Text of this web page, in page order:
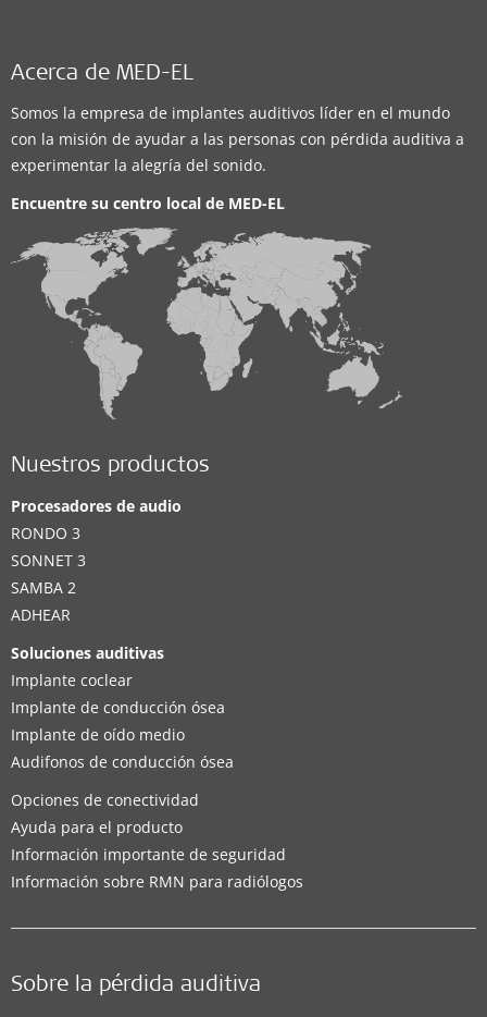
Acerca de MED-EL
Somos la empresa de implantes auditivos líder en el mundo
con la misión de ayudar a las personas con pérdida auditiva a
experimentar la alegría del sonido.
Encuentre su centro local de MED-EL
Nuestros productos
Procesadores de audio
RONDO 3
SONNET 3
SAMBA 2
ADHEAR
Soluciones auditivas
Implante coclear
Implante de conducción ósea
Implante de oído medio
Audifonos de conducción ósea
Opciones de conectividad
Ayuda para el producto
Información importante de seguridad
Información sobre RMN para radiólogos
Sobre la pérdida auditiva